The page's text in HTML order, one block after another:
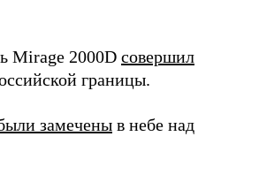
Mirage 2000D совершил
границы.
замечены в небе над